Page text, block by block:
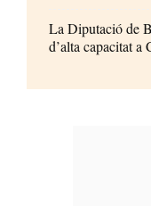
La Diputació de
d’alta capacitat a